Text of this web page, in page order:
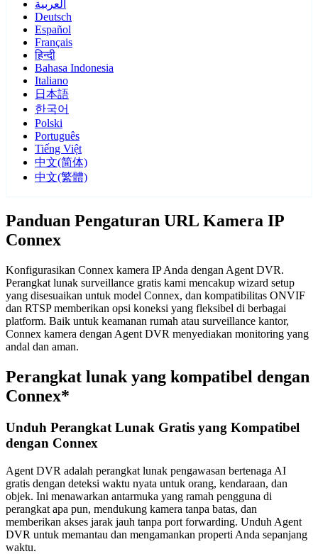
العربية
Deutsch
Español
Français
हिन्दी
Bahasa Indonesia
Italiano
日本語
한국어
Polski
Português
Tiếng Việt
中文(简体)
中文(繁體)
Panduan Pengaturan URL Kamera IP
Connex
Konfigurasikan Connex kamera IP Anda dengan Agent DVR.
Perangkat lunak surveillance gratis kami mencakup wizard setup
yang disesuaikan untuk model Connex, dan kompatibilitas ONVIF
dan RTSP memberikan opsi koneksi yang fleksibel di berbagai
platform. Baik untuk keamanan rumah atau surveillance kantor,
Connex kamera dengan Agent DVR menyediakan monitoring yang
andal dan aman.
Perangkat lunak yang kompatibel dengan
Connex*
Unduh Perangkat Lunak Gratis yang Kompatibel
dengan Connex
Agent DVR adalah perangkat lunak pengawasan bertenaga AI
gratis dengan deteksi waktu nyata untuk orang, kendaraan, dan
objek. Ini menawarkan antarmuka yang ramah pengguna di
perangkat apa pun, mendukung kamera tanpa batas, dan
memberikan akses jarak jauh tanpa port forwarding. Unduh Agent
DVR untuk memantau dan mengamankan properti Anda sepanjang
waktu.